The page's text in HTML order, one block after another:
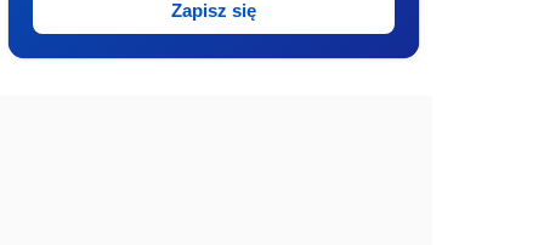
Zapisz się